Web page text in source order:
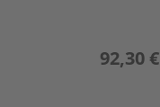
92,30 €